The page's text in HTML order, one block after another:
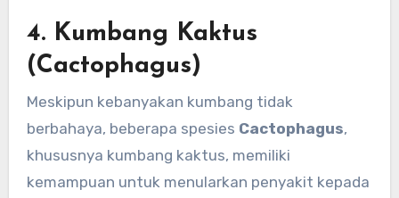
4. Kumbang Kaktus
(Cactophagus)
Meskipun kebanyakan kumbang tidak
berbahaya, beberapa spesies Cactophagus,
khususnya kumbang kaktus, memiliki
kemampuan untuk menularkan penyakit kepada